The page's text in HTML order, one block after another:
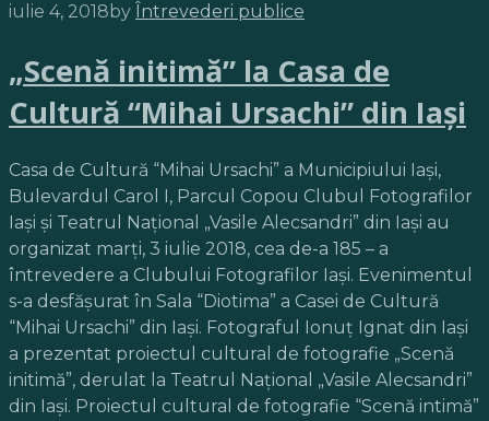
iulie 4, 2018 by Întrevederi publice
„Scenă initimă” la Casa de
Cultură “Mihai Ursachi” din Iaşi
Casa de Cultură “Mihai Ursachi” a Municipiului Iaşi,
Bulevardul Carol I, Parcul Copou Clubul Fotografilor
Iaşi şi Teatrul Naţional „Vasile Alecsandri” din Iaşi au
organizat marţi, 3 iulie 2018, cea de-a 185 – a
întrevedere a Clubului Fotografilor Iaşi. Evenimentul
s-a desfăşurat în Sala “Diotima” a Casei de Cultură
“Mihai Ursachi” din Iaşi. Fotograful Ionuţ Ignat din Iaşi
a prezentat proiectul cultural de fotografie „Scenă
initimă”, derulat la Teatrul Naţional „Vasile Alecsandri”
din Iaşi. Proiectul cultural de fotografie “Scenă intimă”